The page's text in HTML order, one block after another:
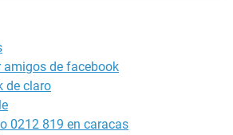
amigos de facebook
de claro
0212 819 en caracas